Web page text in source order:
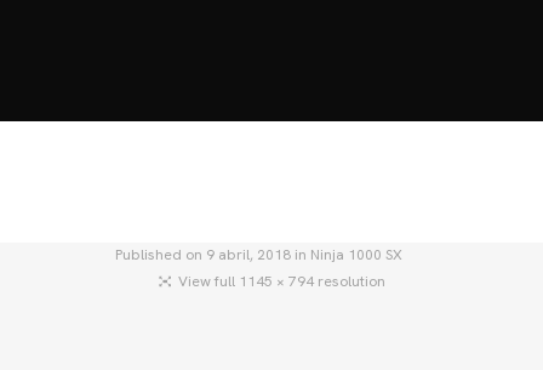
Published on 9 abril, 2018 in Ninja 1000 SX
View full 1145 × 794 resolution